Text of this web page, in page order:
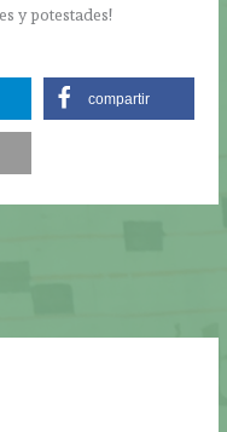
y potestades!
compartir